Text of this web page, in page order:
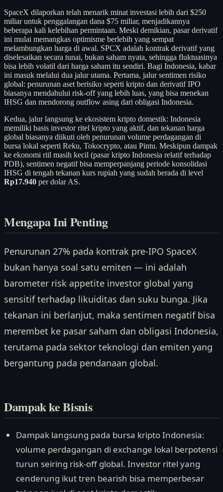
SpaceX dilaporkan telah menarik minat investasi lebih dari $250
miliar untuk penggalangan dana $75 miliar, menjadikannya
beberapa kali kelebihan permintaan. Meski demikian, pasar derivatif
ini mulai memangkas optimisme berlebih yang sempat
melambungkan harga di awal. SPCX adalah kontrak derivatif yang
diselesaikan secara tunai, bukan saham nyata, sehingga fluktuasinya
bisa lebih volatil dari harga saham itu sendiri. Bagi Indonesia, kabar
ini masuk melalui dua jalur utama. Pertama, jalur sentimen risiko
global: penurunan aset berisiko seperti kripto dan derivatif IPO
biasanya mendahului risk-off yang lebih luas, yang bisa menekan
IHSG dan mendorong outflow asing dari obligasi Indonesia.
Kedua, jalur langsung ke ekosistem kripto domestik: Indonesia
memiliki basis investor ritel kripto yang aktif, dan tekanan harga
global biasanya diikuti oleh penurunan volume perdagangan di
bursa lokal seperti Reku, Tokocrypto, atau Pintu. Meskipun dampak
ke ekonomi riil masih kecil (pasar kripto Indonesia relatif terhadap
PDB), sentimen negatif bisa memperpanjang periode konsolidasi
IHSG di tengah tekanan kurs rupiah yang sudah berada di level
Rp17.940 per dolar AS.
Mengapa Ini Penting
Penurunan 27% pada kontrak pre-IPO SpaceX
bukan hanya soal satu emiten — ini adalah
barometer risk appetite investor global yang
sensitif terhadap likuiditas dan suku bunga. Jika
tekanan ini berlanjut, maka sentimen negatif bisa
merembet ke pasar saham dan obligasi Indonesia,
terutama pada sektor teknologi dan emiten yang
bergantung pada pendanaan global.
Dampak ke Bisnis
Dampak langsung pada bursa kripto Indonesia:
volume perdagangan di exchange lokal berpotensi
turun seiring risk-off global. Investor ritel yang
cenderung ikut tren bearish bisa memperbesar